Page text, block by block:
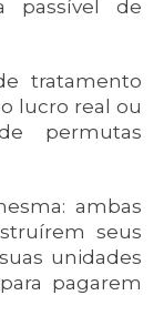
passível de
tratamento
lucro real ou
permutas
ambas
seus
unidades
pagarem